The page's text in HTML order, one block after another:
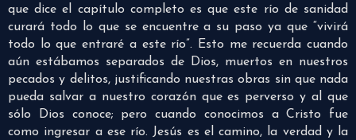
que dice el capítulo completo es que este río de sanidad
curará todo lo que se encuentre a su paso ya que “vivirá
todo lo que entraré a este río”. Esto me recuerda cuando
aún estábamos separados de Dios, muertos en nuestros
pecados y delitos, justificando nuestras obras sin que nada
pueda salvar a nuestro corazón que es perverso y al que
sólo Dios conoce; pero cuando conocimos a Cristo fue
como ingresar a ese río. Jesús es el camino, la verdad y la